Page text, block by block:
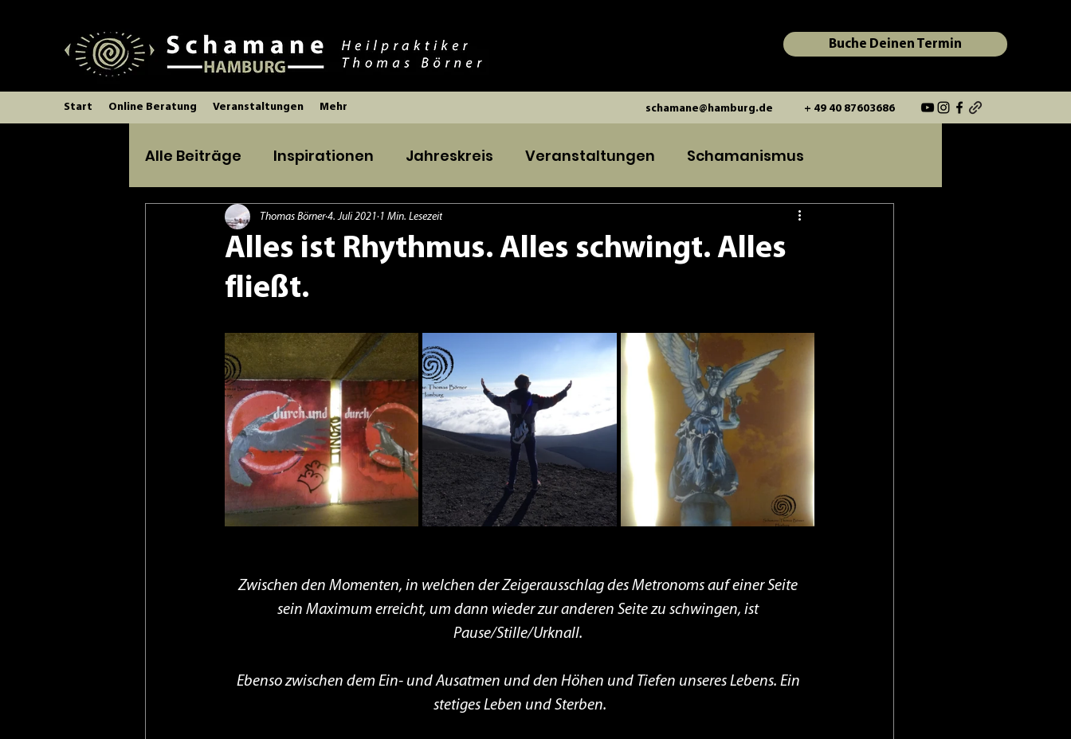
Buche Deinen Termin
Start Online Beratung Veranstaltungen Mehr schamane@hamburg.de + 49 40 87603686
Alle Beiträge Inspirationen Jahreskreis Veranstaltungen Schamanismus
Aktuelles Angebote
Alles ist Rhythmus. Alles schwingt. Alles
fließt.
Thomas Börner 4. Juli 2021 1 Min. Lesezeit
Zwischen den Momenten, in welchen der Zeigerausschlag des Metronoms auf einer Seite
sein Maximum erreicht, um dann wieder zur anderen Seite zu schwingen, ist
Pause/Stille/Urknall.
Ebenso zwischen dem Ein- und Ausatmen und den Höhen und Tiefen unseres Lebens. Ein
stetiges Leben und Sterben.